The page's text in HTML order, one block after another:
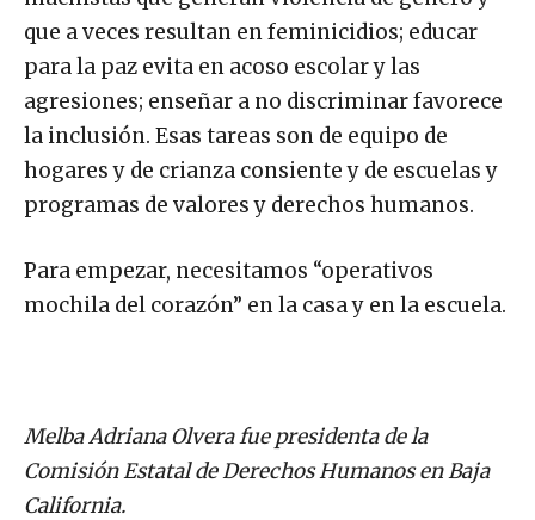
que a veces resultan en feminicidios; educar
para la paz evita en acoso escolar y las
agresiones; enseñar a no discriminar favorece
la inclusión. Esas tareas son de equipo de
hogares y de crianza consiente y de escuelas y
programas de valores y derechos humanos.
Para empezar, necesitamos “operativos
mochila del corazón” en la casa y en la escuela.
Melba Adriana Olvera fue presidenta de la
Comisión Estatal de Derechos Humanos en Baja
California.